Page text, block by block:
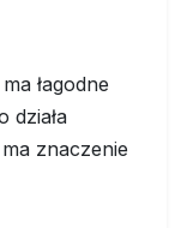
łagodne
działa
znaczenie